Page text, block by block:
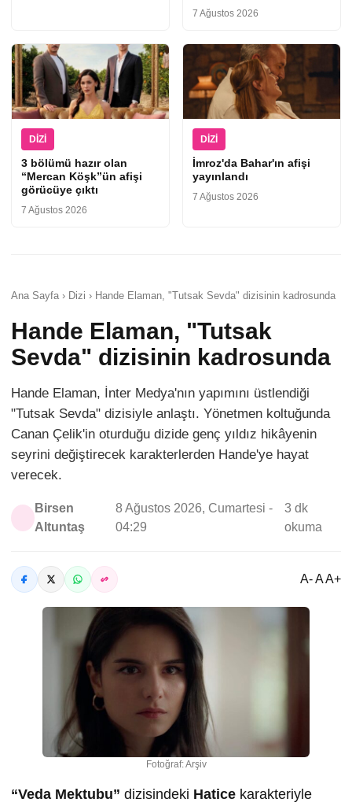
7 Ağustos 2026
DIZI
3 bölümü hazır olan
“Mercan Köşk”ün afişi
görücüye çıktı
7 Ağustos 2026
DIZI
İmroz'da Bahar'ın afişi
yayınlandı
7 Ağustos 2026
Ana Sayfa › Dizi › Hande Elaman, "Tutsak Sevda" dizisinin kadrosunda
Hande Elaman, "Tutsak
Sevda" dizisinin kadrosunda
Hande Elaman, İnter Medya'nın yapımını üstlendiği
"Tutsak Sevda" dizisiyle anlaştı. Yönetmen koltuğunda
Canan Çelik'in oturduğu dizide genç yıldız hikâyenin
seyrini değiştirecek karakterlerden Hande'ye hayat
verecek.
Birsen
Altuntaş
8 Ağustos 2026, Cumartesi -
04:29
3 dk
okuma
A- A A+
Fotoğraf: Arşiv
“Veda Mektubu” dizisindeki Hatice karakteriyle